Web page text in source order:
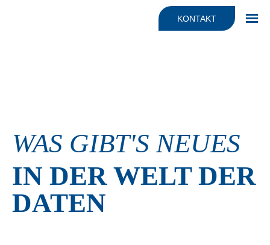
JONYX für Dienstleister
KONTAKT
WAS GIBT'S NEUES
IN DER WELT DER
DATEN